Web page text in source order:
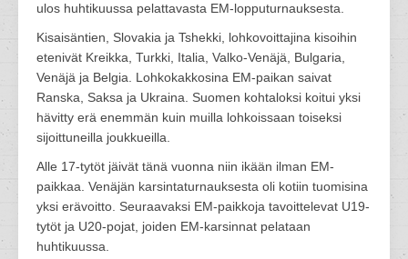
ulos huhtikuussa pelattavasta EM-lopputurnauksesta.
Kisaisäntien, Slovakia ja Tshekki, lohkovoittajina kisoihin
etenivät Kreikka, Turkki, Italia, Valko-Venäjä, Bulgaria,
Venäjä ja Belgia. Lohkokakkosina EM-paikan saivat
Ranska, Saksa ja Ukraina. Suomen kohtaloksi koitui yksi
hävitty erä enemmän kuin muilla lohkoissaan toiseksi
sijoittuneilla joukkueilla.
Alle 17-tytöt jäivät tänä vuonna niin ikään ilman EM-
paikkaa. Venäjän karsintaturnauksesta oli kotiin tuomisina
yksi erävoitto. Seuraavaksi EM-paikkoja tavoittelevat U19-
tytöt ja U20-pojat, joiden EM-karsinnat pelataan
huhtikuussa.